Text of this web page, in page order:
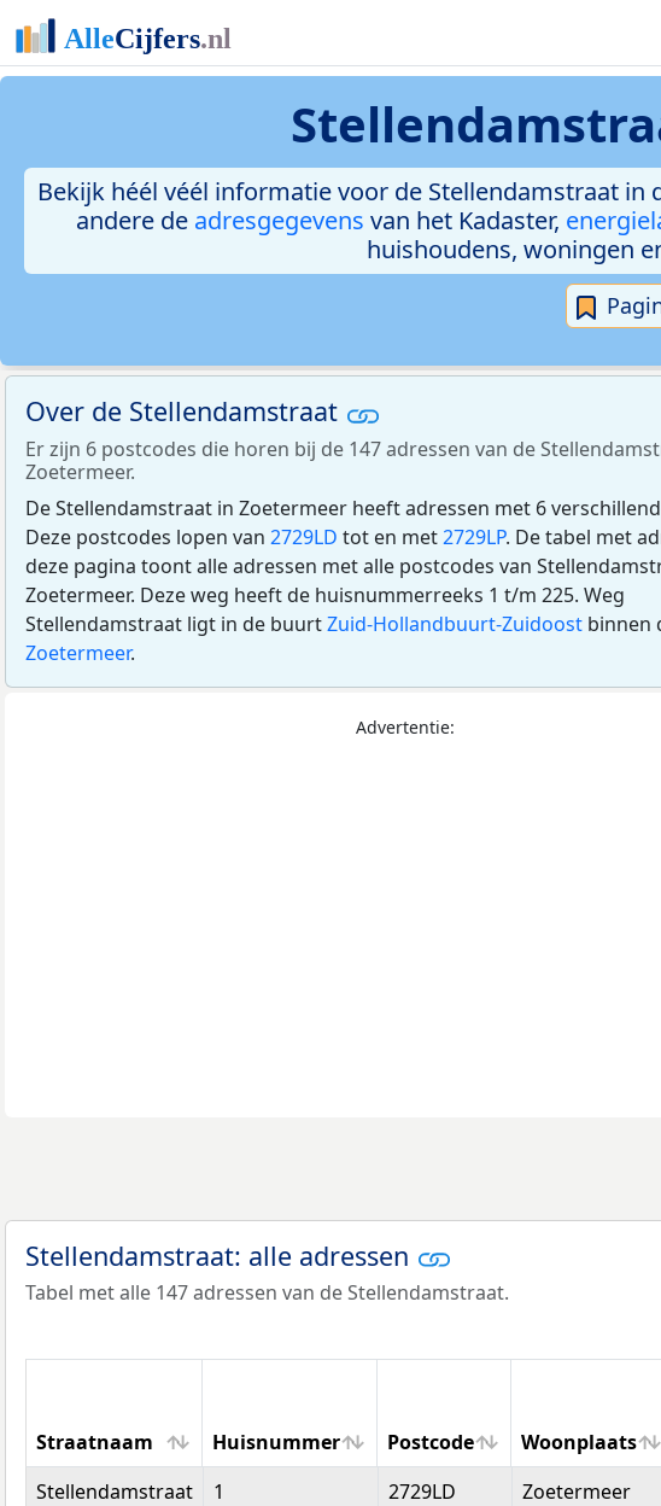
Bekijk héél véél informatie voor de Stellendamstraat
andere de adresgegevens van het Kadaster,
huishoudens, woningen
Over de Stellendamstraat
Er zijn 6 postcodes die horen bij de 147 adressen van de
Zoetermeer.
De Stellendamstraat in Zoetermeer heeft adressen met 6
Deze postcodes lopen van 2729LD tot en met2729LP. De tabel met
deze pagina toont alle adressen met alle postcodes van
Zoetermeer. Deze weg heeft de huisnummerreeks 1 t/m 225. Weg
Stellendamstraat ligt in de buurtZuid-Hollandbuurt-Zuidoost binnen
Zoetermeer.
Advertentie:
Stellendamstraat: alle adressen
Tabel met alle 147 adressen van de Stellendamstraat.
Straatnaam Huisnummer Postcode Woonplaats
Straatnaam
Huisnummer Postcode Woonplaats
Stellendamstraat 1 2729LD Zoetermeer